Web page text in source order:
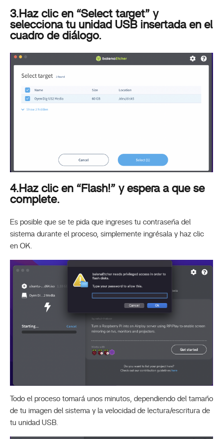
3.Haz clic en “Select target” y
selecciona tu unidad USB insertada en el
cuadro de diálogo.
4.Haz clic en “Flash!” y espera a que se
complete.
Es posible que se te pida que ingreses tu contraseña del
sistema durante el proceso, simplemente ingrésala y haz clic
en OK.
Todo el proceso tomará unos minutos, dependiendo del tamaño
de tu imagen del sistema y la velocidad de lectura/escritura de
tu unidad USB.